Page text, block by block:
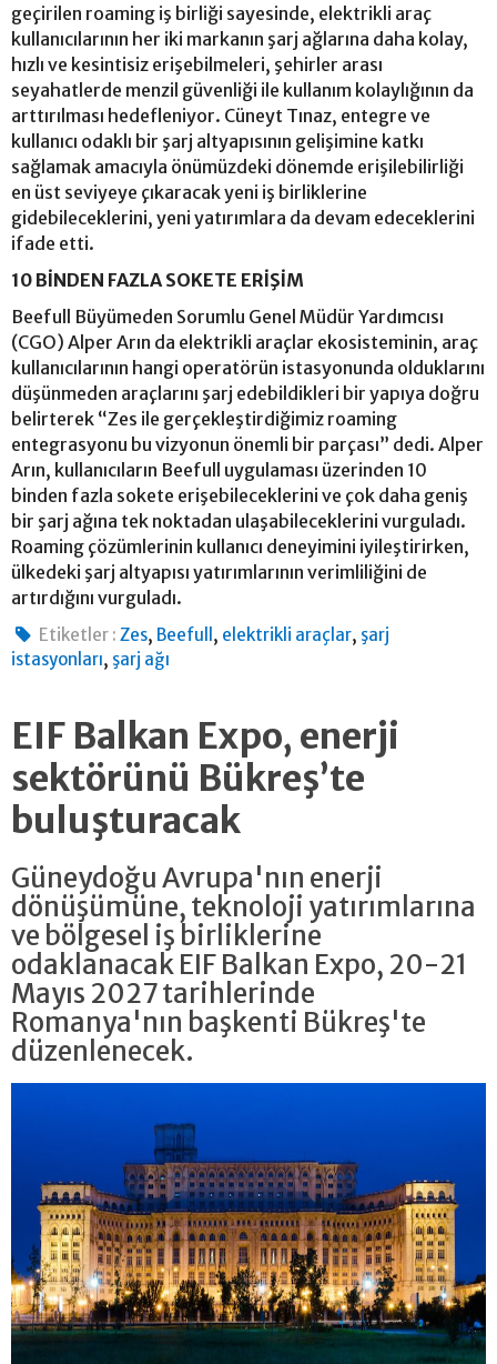
geçirilen roaming iş birliği sayesinde, elektrikli araç
kullanıcılarının her iki markanın şarj ağlarına daha kolay,
hızlı ve kesintisiz erişebilmeleri, şehirler arası
seyahatlerde menzil güvenliği ile kullanım kolaylığının da
arttırılması hedefleniyor. Cüneyt Tınaz, entegre ve
kullanıcı odaklı bir şarj altyapısının gelişimine katkı
sağlamak amacıyla önümüzdeki dönemde erişilebilirliği
en üst seviyeye çıkaracak yeni iş birliklerine
gidebileceklerini, yeni yatırımlara da devam edeceklerini
ifade etti.
10 BİNDEN FAZLA SOKETE ERİŞİM
Beefull Büyümeden Sorumlu Genel Müdür Yardımcısı
(CGO) Alper Arın da elektrikli araçlar ekosisteminin, araç
kullanıcılarının hangi operatörün istasyonunda olduklarını
düşünmeden araçlarını şarj edebildikleri bir yapıya doğru
belirterek “Zes ile gerçekleştirdiğimiz roaming
entegrasyonu bu vizyonun önemli bir parçası” dedi. Alper
Arın, kullanıcıların Beefull uygulaması üzerinden 10
binden fazla sokete erişebileceklerini ve çok daha geniş
bir şarj ağına tek noktadan ulaşabileceklerini vurguladı.
Roaming çözümlerinin kullanıcı deneyimini iyileştirirken,
ülkedeki şarj altyapısı yatırımlarının verimliliğini de
artırdığını vurguladı.
Etiketler : Zes, Beefull , elektrikli araçlar, şarj
istasyonları, şarj ağı
EIF Balkan Expo, enerji
sektörünü Bükreş’te
buluşturacak
Güneydoğu Avrupa'nın enerji
dönüşümüne, teknoloji yatırımlarına
ve bölgesel iş birliklerine
odaklanacak EIF Balkan Expo, 20-21
Mayıs 2027 tarihlerinde
Romanya'nın başkenti Bükreş'te
düzenlenecek.